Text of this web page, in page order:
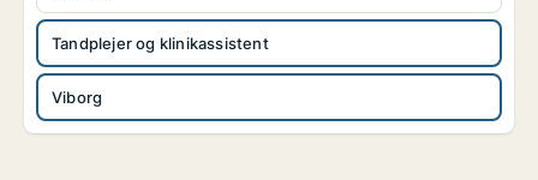
Tandplejer og klinikassistent
Viborg